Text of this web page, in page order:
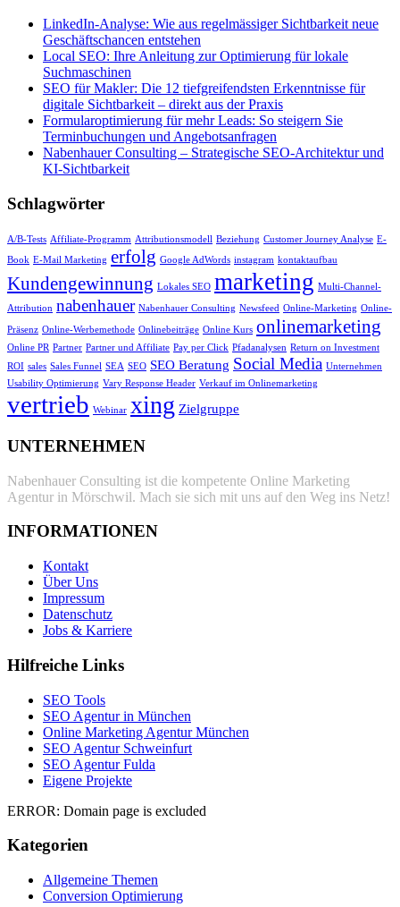
LinkedIn-Analyse: Wie aus regelmässiger Sichtbarkeit neue
Geschäftschancen entstehen
Local SEO: Ihre Anleitung zur Optimierung für lokale
Suchmaschinen
SEO für Makler: Die 12 tiefgreifendsten Erkenntnisse für
digitale Sichtbarkeit – direkt aus der Praxis
Formularoptimierung für mehr Leads: So steigern Sie
Terminbuchungen und Angebotsanfragen
Nabenhauer Consulting – Strategische SEO-Architektur und
KI-Sichtbarkeit
Schlagwörter
A/B-Tests Affiliate-Programm Attributionsmodell Beziehung Customer Journey Analyse E-
Book E-Mail Marketing erfolg Google AdWords instagram kontaktaufbau
Kundengewinnung Lokales SEO marketing Multi-Channel-
Attribution nabenhauer Nabenhauer Consulting Newsfeed Online-Marketing Online-
Präsenz Online-Werbemethode Onlinebeiträge Online Kurs onlinemarketing
Online PR Partner Partner und Affiliate Pay per Click Pfadanalysen Return on Investment
ROI sales Sales Funnel SEA SEO SEO Beratung Social Media Unternehmen
Usability Optimierung Vary Response Header Verkauf im Onlinemarketing
vertrieb Webinar xing Zielgruppe
UNTERNEHMEN
Nabenhauer Consulting ist die kompetente Online Marketing
Agentur in Mörschwil. Mach sie sich mit uns auf den Weg ins Netz!
INFORMATIONEN
Kontakt
Über Uns
Impressum
Datenschutz
Jobs & Karriere
Hilfreiche Links
SEO Tools
SEO Agentur in München
Online Marketing Agentur München
SEO Agentur Schweinfurt
SEO Agentur Fulda
Eigene Projekte
ERROR: Domain page is excluded
Kategorien
Allgemeine Themen
Conversion Optimierung